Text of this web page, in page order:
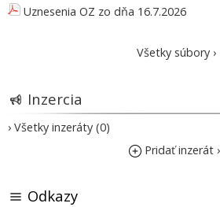
Uznesenia OZ zo dňa 16.7.2026
Všetky súbory ›
Inzercia
› Všetky inzeráty (0)
Pridať inzerát
Odkazy